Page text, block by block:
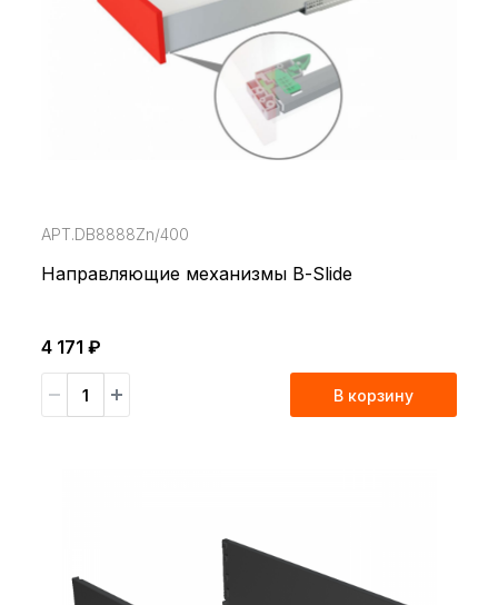
АРТ.DB8888Zn/400
Направляющие механизмы В-Slide
4 171 ₽
В корзину